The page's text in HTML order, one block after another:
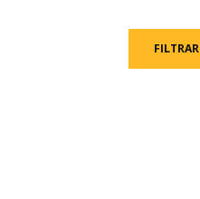
FILTRAR